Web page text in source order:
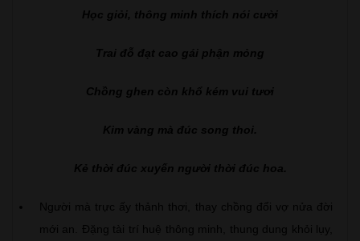
Học giỏi, thông minh thích nói cười
Trai đỗ đạt cao gái phận mỏng
Chồng ghen còn khổ kém vui tươi
Kim vàng mà đúc song thoi.
Kẻ thời đúc xuyến người thời đúc hoa.
Người mà trực ấy thảnh thơi, thay chồng đổi vợ nửa đời
mới an. Đặng tài trí huệ thông minh, thung dung khỏi lụy,